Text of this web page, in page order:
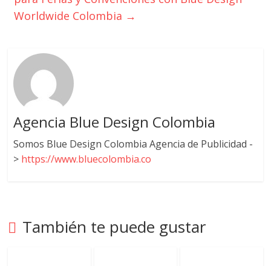
Worldwide Colombia →
Agencia Blue Design Colombia
Somos Blue Design Colombia Agencia de Publicidad -
> https://www.bluecolombia.co
También te puede gustar